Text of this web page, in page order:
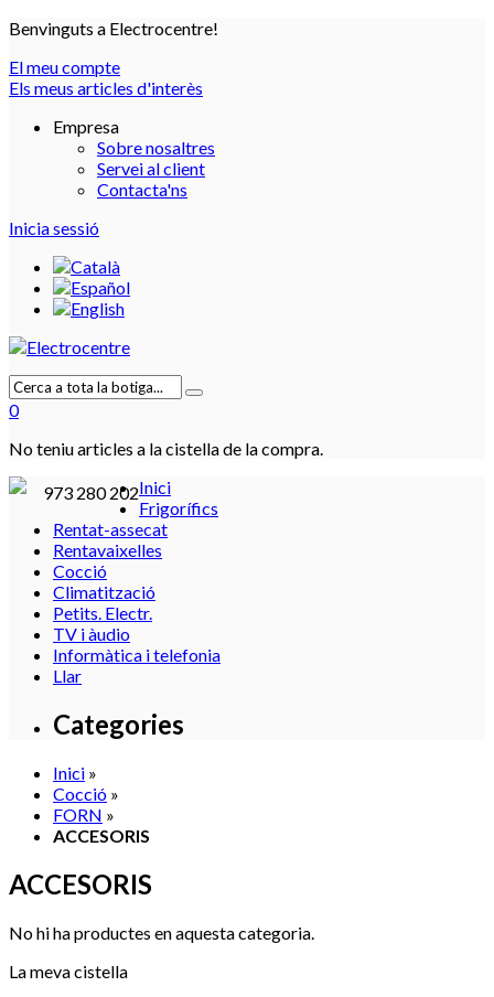
Benvinguts a Electrocentre!
El meu compte
Els meus articles d'interès
Empresa
Sobre nosaltres
Servei al client
Contacta'ns
Inicia sessió
0
No teniu articles a la cistella de la compra.
973 280 202Inici
Frigorífics
Rentat-assecat
Rentavaixelles
Cocció
Climatització
Petits. Electr.
TV i àudio
Informàtica i telefonia
Llar
Categories
Inici »
Cocció »
FORN »
ACCESORIS
ACCESORIS
No hi ha productes en aquesta categoria.
La meva cistella